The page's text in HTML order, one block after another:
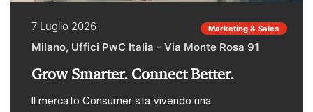
7 Luglio 2026 Marketing & Sales
Milano, Uffici PwC Italia - Via Monte Rosa 91
Grow Smarter. Connect Better.
Il mercato Consumer sta vivendo una